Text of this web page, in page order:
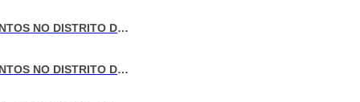
VENDA DE APARTAMENTOS NO DISTRITO DO PORTO
VENDA DE APARTAMENTOS NO DISTRITO DE AVEIRO